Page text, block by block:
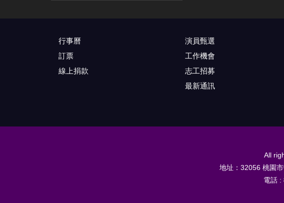
行事曆
訂票
線上捐款
演員甄選
工作機會
志工招募
最新通訊
All
地址：32056 桃園
電話